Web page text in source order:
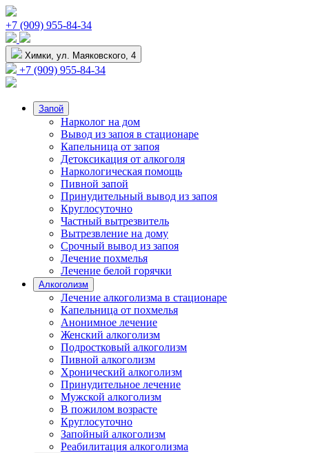
+7 (909) 955-84-34
Химки, ул. Маяковского, 4
+7 (909) 955-84-34
Запой
Нарколог на дом
Вывод из запоя в стационаре
Капельница от запоя
Детоксикация от алкоголя
Наркологическая помощь
Пивной запой
Принудительный вывод из запоя
Круглосуточно
Частный вытрезвитель
Вытрезвление на дому
Срочный вывод из запоя
Лечение похмелья
Лечение белой горячки
Алкоголизм
Лечение алкоголизма в стационаре
Капельница от похмелья
Анонимное лечение
Женский алкоголизм
Подростковый алкоголизм
Пивной алкоголизм
Хронический алкоголизм
Принудительное лечение
Мужской алкоголизм
В пожилом возрасте
Круглосуточно
Запойный алкоголизм
Реабилитация алкоголизма